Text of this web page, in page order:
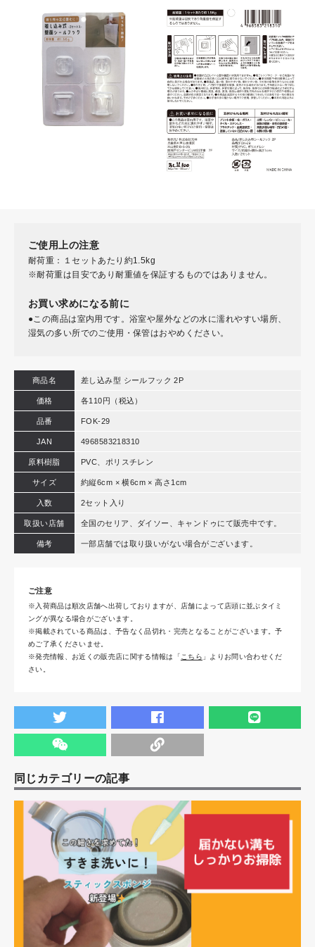
ご使用上の注意
耐荷重：１セットあたり約1.5kg
※耐荷重は目安であり耐重値を保証するものではありません。
お買い求めになる前に
●この商品は室内用です。浴室や屋外などの水に濡れやすい場所、
湿気の多い所でのご使用・保管はおやめください。
商品名 差し込み型 シールフック 2P
価格 各110円（税込）
品番 FOK-29
JAN 4968583218310
原料樹脂 PVC、ポリスチレン
サイズ 約縦6cm × 横6cm × 高さ1cm
入数 2セット入り
取扱い店舗 全国のセリア、ダイソー、キャンドゥにて販売中です。
備考 一部店舗では取り扱いがない場合がございます。
ご注意
※入荷商品は順次店舗へ出荷しておりますが、店舗によって店頭に並ぶタイミ
ングが異なる場合がございます。
※掲載されている商品は、予告なく品切れ・完売となることがございます。予
めご了承くださいませ。
※発売情報、お近くの販売店に関する情報は「 こちら 」よりお問い合わせくだ
さい。
同じカテゴリーの記事